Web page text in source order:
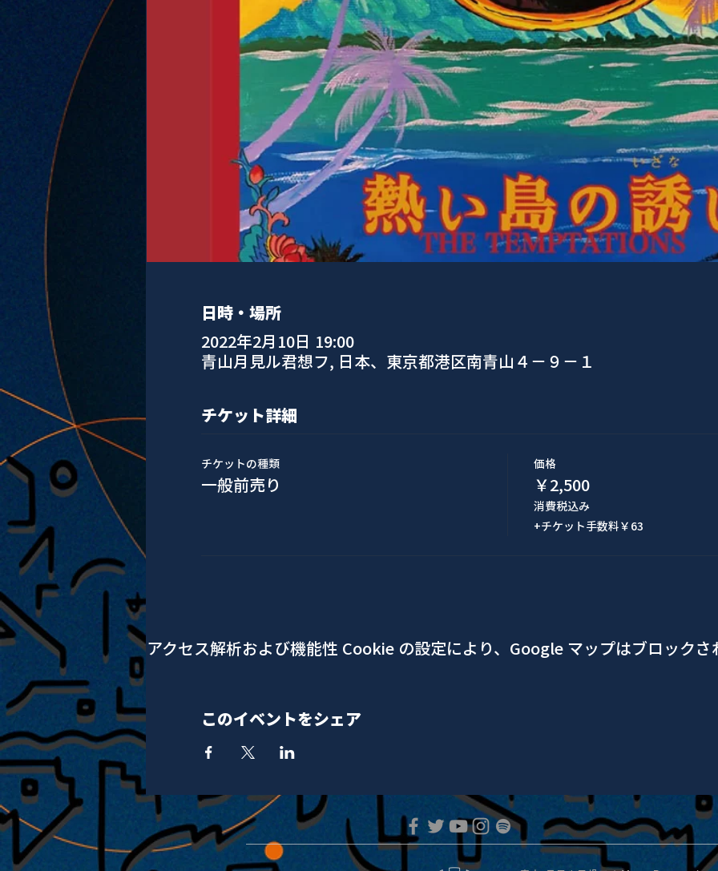
日時・場所
2022年2月10日 19:00
青山月見ル君想フ, 日本、東京都港区南青山４−９−１
チケット詳細
チケットの種類
一般前売り
価格
￥2,500
消費税込み
+チケット手数料￥63
アクセス解析および機能性 Cookie の設定により、Google マップはブロックさ
このイベントをシェア